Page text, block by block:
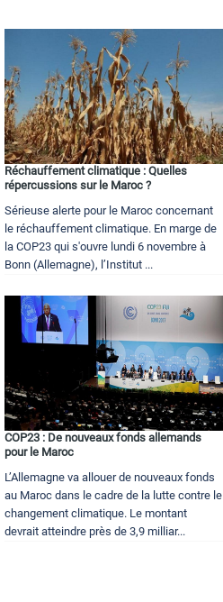
Réchauffement climatique : Quelles
répercussions sur le Maroc ?
Sérieuse alerte pour le Maroc concernant
le réchauffement climatique. En marge de
la COP23 qui s'ouvre lundi 6 novembre à
Bonn (Allemagne), l’Institut ...
COP23 : De nouveaux fonds allemands
pour le Maroc
L’Allemagne va allouer de nouveaux fonds
au Maroc dans le cadre de la lutte contre le
changement climatique. Le montant
devrait atteindre près de 3,9 milliar...